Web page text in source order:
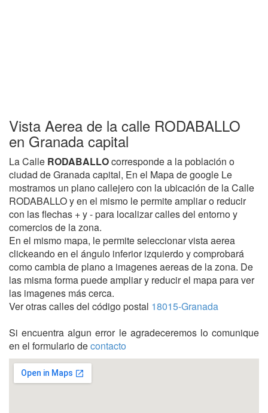
Vista Aerea de la calle RODABALLO
en Granada capital
La Calle RODABALLOcorresponde a la población o
ciudad de Granada capital, En el Mapa de google Le
mostramos un plano callejero con la ubicación de la Calle
RODABALLO y en el mismo le permite ampliar o reducir
con las flechas + y - para localizar calles del entorno y
comercios de la zona.
En el mismo mapa, le permite seleccionar vista aerea
clickeando en el ángulo inferior izquierdo y comprobará
como cambia de plano a imagenes aereas de la zona. De
las misma forma puede ampliar y reducir el mapa para ver
las imagenes más cerca.
Ver otras calles del código postal 18015-Granada
Si encuentra algun error le agradeceremos lo comunique
en el formulario decontacto